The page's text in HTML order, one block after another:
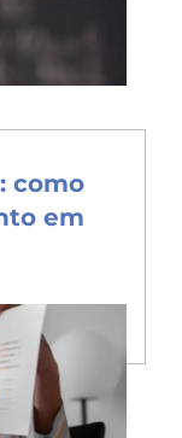
como
em